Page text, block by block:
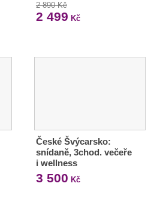
2 890 Kč
2 499 Kč
České Švýcarsko:
snídaně, 3chod. večeře
i wellness
3 500 Kč